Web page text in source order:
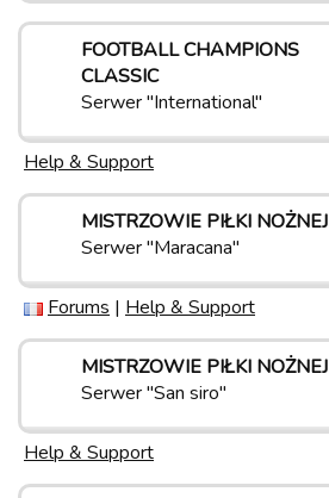
FOOTBALL CHAMPIONS
CLASSIC
Serwer "International"
Help & Support
MISTRZOWIE PIŁKI NOŻNEJ
Serwer "Maracana"
Forums | Help & Support
MISTRZOWIE PIŁKI NOŻNEJ
Serwer "San siro"
Help & Support